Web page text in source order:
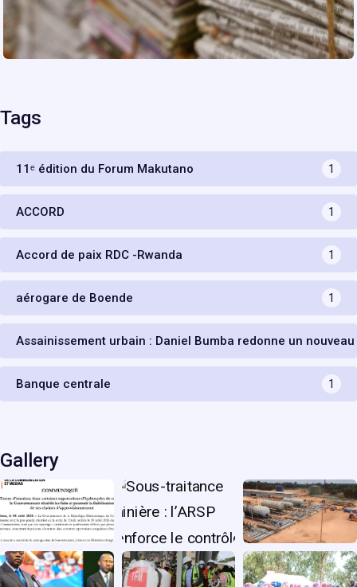
Tags
11ᵉ édition du Forum Makutano 1
ACCORD 1
Accord de paix RDC -Rwanda 1
aérogare de Boende 1
Assainissement urbain : Daniel Bumba redonne un
Banque centrale 1
Gallery